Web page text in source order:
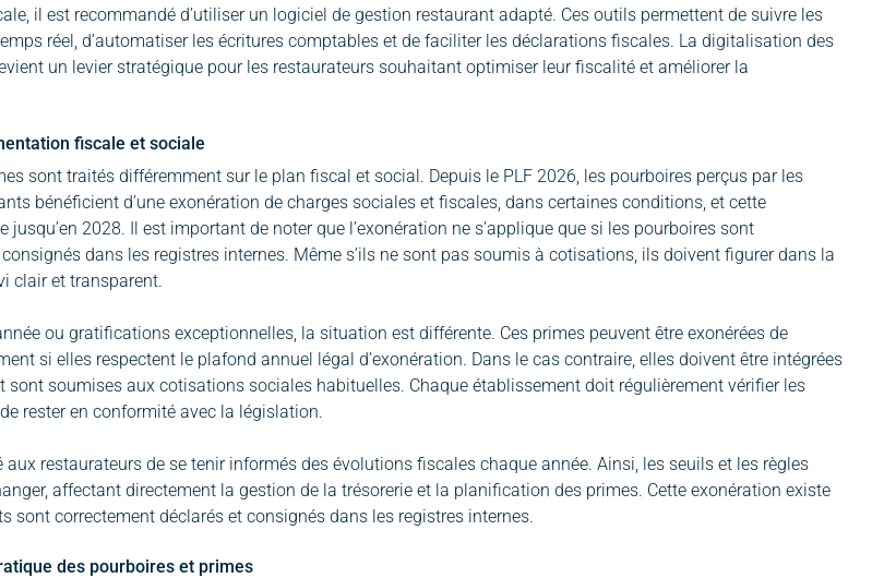
il est recommandé d’utiliser un logiciel de gestion restaurant adapté. Ces outils permettent de suivre les
réel, d’automatiser les écritures comptables et de faciliter les déclarations fiscales. La digitalisation des
un levier stratégique pour les restaurateurs souhaitant optimiser leur fiscalité et améliorer la
fiscale et sociale
sont traités différemment sur le plan fiscal et social. Depuis le PLF 2026, les pourboires perçus par les
bénéficient d’une exonération de charges sociales et fiscales, dans certaines conditions, et cette
jusqu’en 2028. Il est important de noter que l’exonération ne s’applique que si les pourboires sont
dans les registres internes. Même s’ils ne sont pas soumis à cotisations, ils doivent figurer dans la
clair et transparent.
ou gratifications exceptionnelles, la situation est différente. Ces primes peuvent être exonérées de
si elles respectent le plafond annuel légal d’exonération. Dans le cas contraire, elles doivent être intégrées
sont soumises aux cotisations sociales habituelles. Chaque établissement doit régulièrement vérifier les
rester en conformité avec la législation.
aux restaurateurs de se tenir informés des évolutions fiscales chaque année. Ainsi, les seuils et les règles
affectant directement la gestion de la trésorerie et la planification des primes. Cette exonération existe
sont correctement déclarés et consignés dans les registres internes.
des pourboires et primes